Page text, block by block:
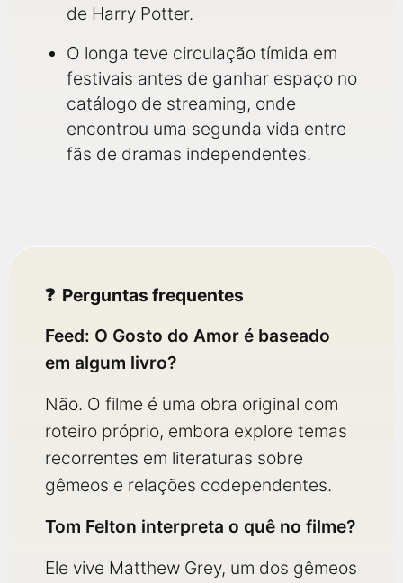
de Harry Potter.
O longa teve circulação tímida em
festivais antes de ganhar espaço no
catálogo de streaming, onde
encontrou uma segunda vida entre
fãs de dramas independentes.
Perguntas frequentes
Feed: O Gosto do Amor é baseado
em algum livro?
Não. O filme é uma obra original com
roteiro próprio, embora explore temas
recorrentes em literaturas sobre
gêmeos e relações codependentes.
Tom Felton interpreta o quê no filme?
Ele vive Matthew Grey, um dos gêmeos